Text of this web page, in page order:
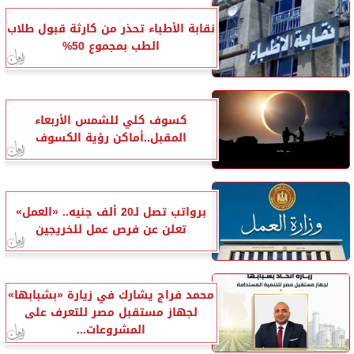
نقابة الأطباء تحذر من كارثة قبول طلاب
الطب بمجموع 50%
كسوف كلي للشمس الأربعاء
المقبل..أماكن رؤية الكسوف
برواتب تصل لـ20 ألف جنيه.. «العمل»
تعلن عن فرص عمل للخريجين
محمد فراج يشارك في زيارة «بشبابها»
لجهاز مستقبل مصر للتعرف على
المشروعات...